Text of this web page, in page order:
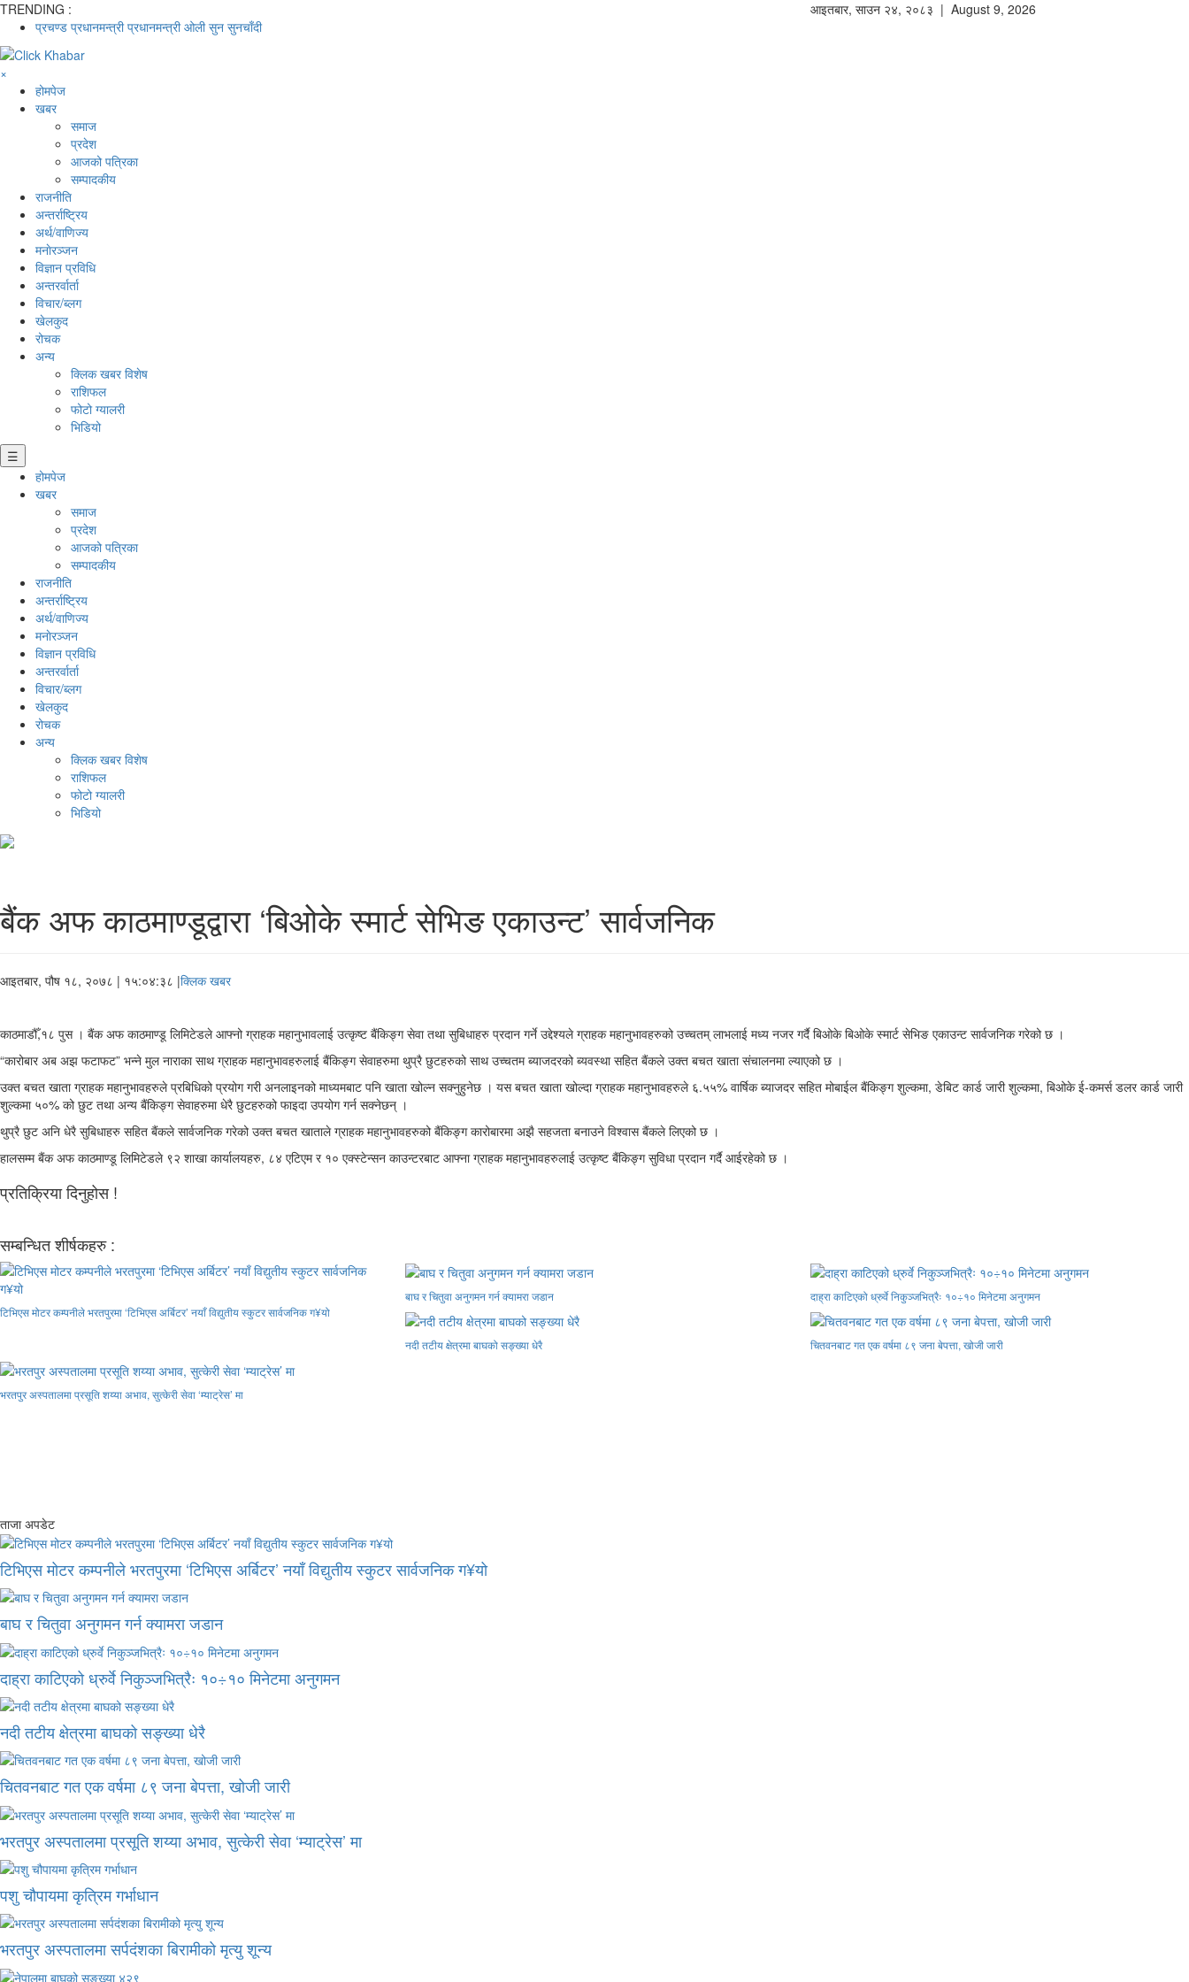
TRENDING :
प्रचण्ड प्रधानमन्त्री प्रधानमन्त्री ओली सुन सुनचाँदी
आइतबार, साउन २४, २०८३ | August 9, 2026
×
होमपेज
खबर
समाज
प्रदेश
आजको पत्रिका
सम्पादकीय
राजनीति
अन्तर्राष्ट्रिय
अर्थ/वाणिज्य
मनाेरञ्जन
विज्ञान प्रविधि
अन्तरर्वार्ता
विचार/ब्लग
खेलकुद
रोचक
अन्य
क्लिक खबर विशेष
राशिफल
फोटो ग्यालरी
भिडियो
☰
होमपेज
खबर
समाज
प्रदेश
आजको पत्रिका
सम्पादकीय
राजनीति
अन्तर्राष्ट्रिय
अर्थ/वाणिज्य
मनाेरञ्जन
विज्ञान प्रविधि
अन्तरर्वार्ता
विचार/ब्लग
खेलकुद
रोचक
अन्य
क्लिक खबर विशेष
राशिफल
फोटो ग्यालरी
भिडियो
बैंक अफ काठमाण्डूद्वारा ‘बिओके स्मार्ट सेभिङ एकाउन्ट’ सार्वजनिक
आइतबार, पौष १८, २०७८ | १५:०४:३८ |क्लिक खबर
काठमाडौँ,१८ पुस । बैंक अफ काठमाण्डू लिमिटेडले आफ्नो ग्राहक महानुभावलाई उत्कृष्ट बैंकिङ्ग सेवा तथा सुबिधाहरु प्रदान गर्ने उद्देश्यले ग्राहक महानुभावहरुको उच्चतम् लाभलाई मध्य नजर गर्दै बिओके बिओके स्मार्ट सेभिङ एकाउन्ट सार्वजनिक गरेको छ ।
“कारोबार अब अझ फटाफट” भन्ने मुल नाराका साथ ग्राहक महानुभावहरुलाई बैंकिङ्ग सेवाहरुमा थुप्रै छुटहरुको साथ उच्चतम ब्याजदरको ब्यवस्था सहित बैंकले उक्त बचत खाता संचालनमा ल्याएको छ ।
उक्त बचत खाता ग्राहक महानुभावहरुले प्रबिधिको प्रयोग गरी अनलाइनको माध्यमबाट पनि खाता खोल्न सक्नुहुनेछ । यस बचत खाता खोल्दा ग्राहक महानुभावहरुले ६.५५% वार्षिक ब्याजदर सहित मोबाईल बैंकिङ्ग शुल्कमा, डेबिट कार्ड जारी शुल्कमा, बिओके ई-कमर्स डलर कार्ड जारी
शुल्कमा ५०% को छुट तथा अन्य बैंकिङ्ग सेवाहरुमा धेरै छुटहरुको फाइदा उपयोग गर्न सक्नेछन् ।
थुप्रै छुट अनि धेरै सुबिधाहरु सहित बैंकले सार्वजनिक गरेको उक्त बचत खाताले ग्राहक महानुभावहरुको बैंकिङ्ग कारोबारमा अझै सहजता बनाउने विश्वास बैंकले लिएको छ ।
हालसम्म बैंक अफ काठमाण्डू लिमिटेडले ९२ शाखा कार्यालयहरु, ८४ एटिएम र १० एक्स्टेन्सन काउन्टरबाट आफ्ना ग्राहक महानुभावहरुलाई उत्कृष्ट बैंकिङ्ग सुविधा प्रदान गर्दै आईरहेको छ ।
प्रतिक्रिया दिनुहोस !
सम्बन्धित शीर्षकहरु :
टिभिएस मोटर कम्पनीले भरतपुरमा ‘टिभिएस अर्बिटर’ नयाँ विद्युतीय स्कुटर सार्वजनिक ग¥यो
बाघ र चितुवा अनुगमन गर्न क्यामरा जडान दाह्रा काटिएको ध्रुर्वे निकुञ्जभित्रैः १०÷१० मिनेटमा अनुगमन
नदी तटीय क्षेत्रमा बाघको सङ्ख्या धेरै चितवनबाट गत एक वर्षमा ८९ जना बेपत्ता, खोजी जारी
भरतपुर अस्पतालमा प्रसूति शय्या अभाव, सुत्केरी सेवा ‘म्याट्रेस’ मा
ताजा अपडेट
टिभिएस मोटर कम्पनीले भरतपुरमा ‘टिभिएस अर्बिटर’ नयाँ विद्युतीय स्कुटर सार्वजनिक ग¥यो
बाघ र चितुवा अनुगमन गर्न क्यामरा जडान
दाह्रा काटिएको ध्रुर्वे निकुञ्जभित्रैः १०÷१० मिनेटमा अनुगमन
नदी तटीय क्षेत्रमा बाघको सङ्ख्या धेरै
चितवनबाट गत एक वर्षमा ८९ जना बेपत्ता, खोजी जारी
भरतपुर अस्पतालमा प्रसूति शय्या अभाव, सुत्केरी सेवा ‘म्याट्रेस’ मा
पशु चौपायमा कृत्रिम गर्भाधान
भरतपुर अस्पतालमा सर्पदंशका बिरामीको मृत्यु शून्य